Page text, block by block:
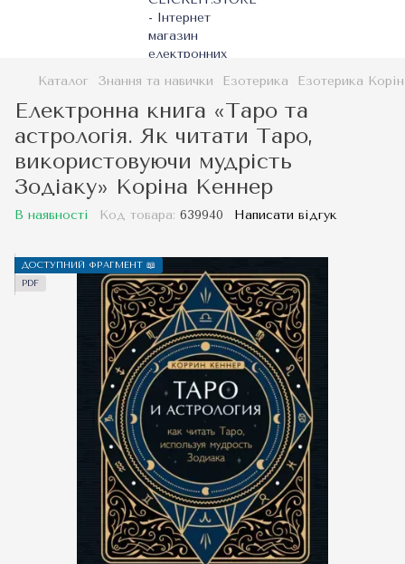
Каталог Знання та навички Езотерика Езотерика
Електронна книга «Таро та
астрологія. Як читати Таро,
використовуючи мудрість
Зодіаку» Коріна Кеннер
В наявності Код товара: 639940 Написати відгук
ДОСТУПНИЙ ФРАГМЕНТ 📖
PDF